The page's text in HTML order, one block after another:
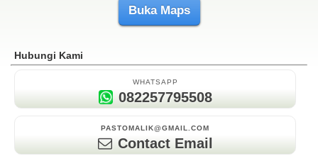
Buka Maps
Hubungi Kami
WHATSAPP
082257795508
PASTOMALIK@GMAIL.COM
Contact Email